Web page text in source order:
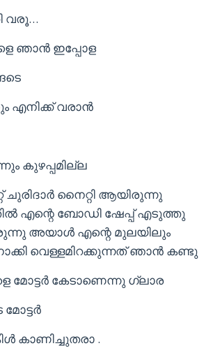
വരൂ…
ഞാൻ ഇപ്പോള
എനിക്ക് വരാൻ
കുഴപ്പമില്ല
നൈറ്റി ആയിരുന്നു
എന്റെ ബോഡി ഷേപ്പ് എടുത്തു
അയാൾ എന്റെ മുലയിലും
വെള്ളമിറക്കുന്നത് ഞാൻ കണ്ടു
മോട്ടർ കേടാണെന്നു ഗ്ലാര
കാണിച്ചുതരാ .